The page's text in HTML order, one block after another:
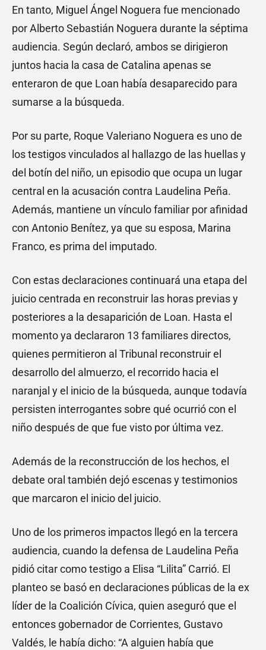
En tanto, Miguel Ángel Noguera fue mencionado
por Alberto Sebastián Noguera durante la séptima
audiencia. Según declaró, ambos se dirigieron
juntos hacia la casa de Catalina apenas se
enteraron de que Loan había desaparecido para
sumarse a la búsqueda.
Por su parte, Roque Valeriano Noguera es uno de
los testigos vinculados al hallazgo de las huellas y
del botín del niño, un episodio que ocupa un lugar
central en la acusación contra Laudelina Peña.
Además, mantiene un vínculo familiar por afinidad
con Antonio Benítez, ya que su esposa, Marina
Franco, es prima del imputado.
Con estas declaraciones continuará una etapa del
juicio centrada en reconstruir las horas previas y
posteriores a la desaparición de Loan. Hasta el
momento ya declararon 13 familiares directos,
quienes permitieron al Tribunal reconstruir el
desarrollo del almuerzo, el recorrido hacia el
naranjal y el inicio de la búsqueda, aunque todavía
persisten interrogantes sobre qué ocurrió con el
niño después de que fue visto por última vez.
Además de la reconstrucción de los hechos, el
debate oral también dejó escenas y testimonios
que marcaron el inicio del juicio.
Uno de los primeros impactos llegó en la tercera
audiencia, cuando la defensa de Laudelina Peña
pidió citar como testigo a Elisa “Lilita” Carrió. El
planteo se basó en declaraciones públicas de la ex
líder de la Coalición Cívica, quien aseguró que el
entonces gobernador de Corrientes, Gustavo
Valdés, le había dicho: “A alguien había que